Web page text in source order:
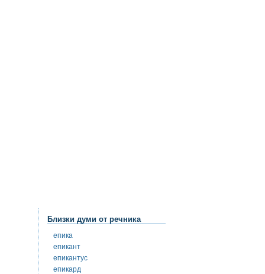
Близки думи от речника
епика
епикант
епикантус
епикард